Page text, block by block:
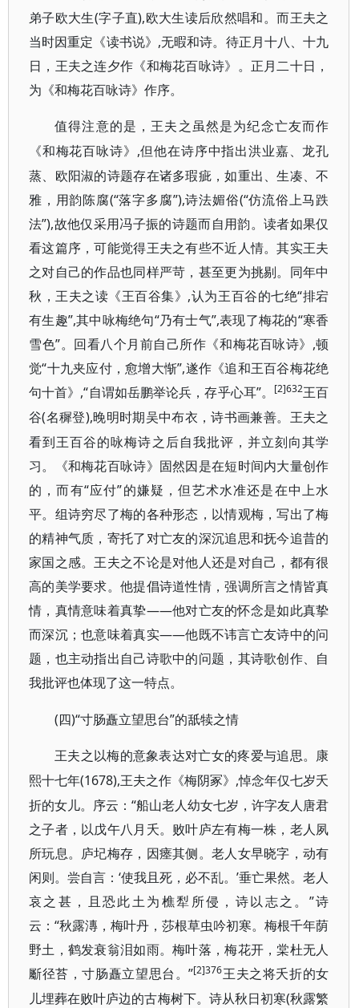
弟子欧大生(字子直),欧大生读后欣然唱和。而王夫之
当时因重定《读书说》,无暇和诗。待正月十八、十九
日，王夫之连夕作《和梅花百咏诗》。正月二十日，
为《和梅花百咏诗》作序。
值得注意的是，王夫之虽然是为纪念亡友而作
《和梅花百咏诗》 ,但他在诗序中指出洪业嘉、龙孔
蒸、欧阳淑的诗题存在诸多瑕疵，如重出、生凑、不
雅，用韵陈腐(“落字多腐”),诗法媚俗(“仿流俗上马跌
法”),故他仅采用冯子振的诗题而自用韵。读者如果仅
看这篇序，可能觉得王夫之有些不近人情。其实王夫
之对自己的作品也同样严苛，甚至更为挑剔。同年中
秋，王夫之读《王百谷集》,认为王百谷的七绝“排宕
有生趣”,其中咏梅绝句“乃有士气”,表现了梅花的“寒香
雪色”。回看八个月前自己所作《和梅花百咏诗》,顿
觉“十九夹应付，愈增大惭”,遂作《追和王百谷梅花绝
句十首》,“自谓如岳鹏举论兵，存乎心耳”。
[2]632王百
谷(名穉登),晚明时期吴中布衣，诗书画兼善。王夫之
看到王百谷的咏梅诗之后自我批评，并立刻向其学
习。《和梅花百咏诗》固然因是在短时间内大量创作
的，而有“应付”的嫌疑，但艺术水准还是在中上水
平。组诗穷尽了梅的各种形态，以情观梅，写出了梅
的精神气质，寄托了对亡友的深沉追思和抚今追昔的
家国之感。王夫之不论是对他人还是对自己，都有很
高的美学要求。他提倡诗道性情，强调所言之情皆真
情，真情意味着真挚——他对亡友的怀念是如此真挚
而深沉；也意味着真实——他既不讳言亡友诗中的问
题，也主动指出自己诗歌中的问题，其诗歌创作、自
我批评也体现了这一特点。
(四)“寸肠矗立望思台”的舐犊之情
王夫之以梅的意象表达对亡女的疼爱与追思。康
熙十七年(1678),王夫之作《梅阴冢》,悼念年仅七岁夭
折的女儿。序云：“船山老人幼女七岁，许字友人唐君
之子者，以戊午八月夭。败叶庐左有梅一株，老人夙
所玩息。庐圮梅存，因瘗其侧。老人女早晓字，动有
闲则。尝自言：‘使我且死，必不乱。’垂亡果然。老人
哀之甚，且恐此土为樵犁所侵，诗以志之。”诗
云：“秋露漙，梅叶丹，莎根草虫吟初寒。梅根千年荫
野土，鹤发衰翁泪如雨。梅叶落，梅花开，棠杜无人
斸径苔，寸肠矗立望思台。”[2]376王夫之将夭折的女
儿埋葬在败叶庐边的古梅树下。诗从秋日初寒(秋露繁